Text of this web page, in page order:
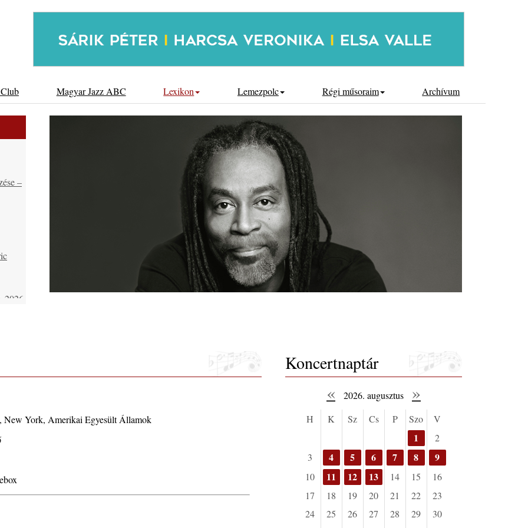
Magyar Jazz ABC Lexikon Lemezpolc Régi műsoraim Archívum
–
New York, Amerikai Egyesült Államok
Koncertnaptár
« 2026. augusztus »
H K Sz Cs P Szo V
1
2
3
4 5 6 7 8 9
10 11 12 13 14 15
16
17
18 19 20 21 22
23
24
25 26 27 28 29
30